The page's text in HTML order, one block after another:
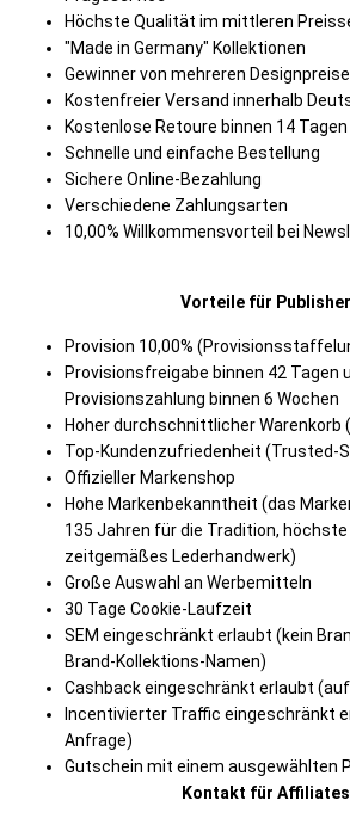
Höchste Qualität im mittleren
"Made in Germany" Kollektionen
Gewinner von mehreren
Kostenfreier Versand innerhalb
Kostenlose Retoure binnen 14 Tagen
Schnelle und einfache Bestellung
Sichere Online-Bezahlung
Verschiedene Zahlungsarten
10,00% Willkommensvorteil bei
Vorteile für
Provision 10,00%
Provisionsfreigabe binnen 42 Tagen
Provisionszahlung binnen 6 Wochen
Hoher durchschnittlicher Warenkorb
Top-Kundenzufriedenheit (Trusted-
Offizieller Markenshop
Hohe Markenbekanntheit (das
135 Jahren für die Tradition,
zeitgemäßes Lederhandwerk)
Große Auswahl an Werbemitteln
30 Tage Cookie-Laufzeit
SEM eingeschränkt erlaubt (kein
Brand-Kollektions-Namen)
Cashback eingeschränkt erlaubt
Incentivierter Traffic eingeschränkt
Anfrage)
Gutschein mit einem ausgewählten
Kontakt für